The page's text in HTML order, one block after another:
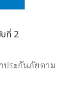
ที่ 2
ประกันภัยตาม